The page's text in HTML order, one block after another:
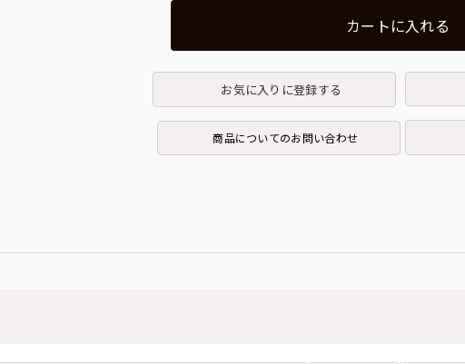
カートに入れる
お気に入りに登録する
商品についてのお問い合わせ